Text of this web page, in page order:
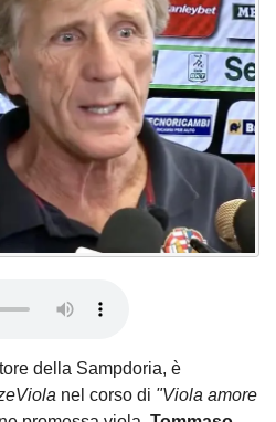
della Sampdoria, è
nel corso di "Viola amore